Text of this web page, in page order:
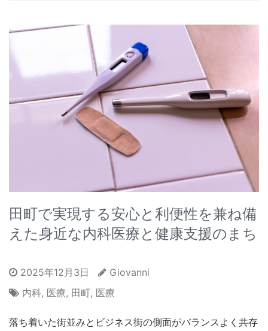
田町で実現する安心と利便性を兼ね備
えた身近な内科医療と健康支援のまち
2025年12月3日
Giovanni
内科, 医療, 田町, 医療
落ち着いた街並みとビジネス街の側面がバランスよく共存